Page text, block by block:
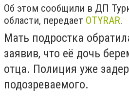
Об этом сообщили в ДП
области, передает OTYRAR.
Мать подростка
заявив, что её дочь
отца. Полиция уже
подозреваемого.